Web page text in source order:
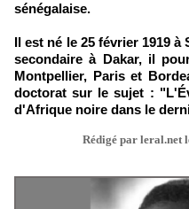
sénégalaise.
Il est né le 25 février 1919
secondaire à Dakar, il
Montpellier, Paris et
doctorat sur le sujet :
d'Afrique noire dans le
Rédigé par leral.net